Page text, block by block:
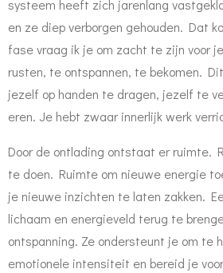
systeem heeft zich jarenlang
en ze diep verborgen gehouden. Dat
fase vraag ik je om zacht te zijn voor
rusten, te ontspannen, te bekomen.
jezelf op handen te dragen, jezelf te
eren. Je hebt zwaar innerlijk werk
Door de ontlading ontstaat er ruimte.
te doen. Ruimte om nieuwe energie
je nieuwe inzichten te laten zakken.
lichaam en energieveld terug te
ontspanning. Ze ondersteunt je om te
emotionele intensiteit en bereid je